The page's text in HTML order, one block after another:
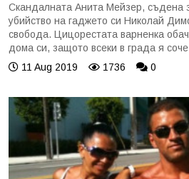
Скандалната Анита Мейзер, съдена
убийство на гаджето си Николай
свобода. Цицорестата варненка
дома си, защото всеки в града я
11 Aug 2019
1736 0